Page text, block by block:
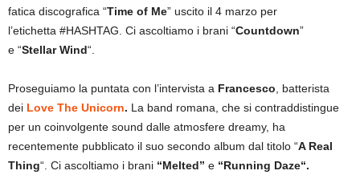
fatica discografica “Time of Me” uscito il 4 marzo per
l’etichetta #HASHTAG . Ci ascoltiamo i brani “Countdown”
e “Stellar Wind“
Proseguiamo la puntata con l’intervista a Francesco , batterista
dei Love The Unicorn. La band romana, che si contraddistingue
per un coinvolgente sound dalle atmosfere dreamy, ha
recentemente pubblicato il suo secondo album dal titolo “A Real
Thing“. Ci ascoltiamo i brani “Melted” e “Running Daze“.